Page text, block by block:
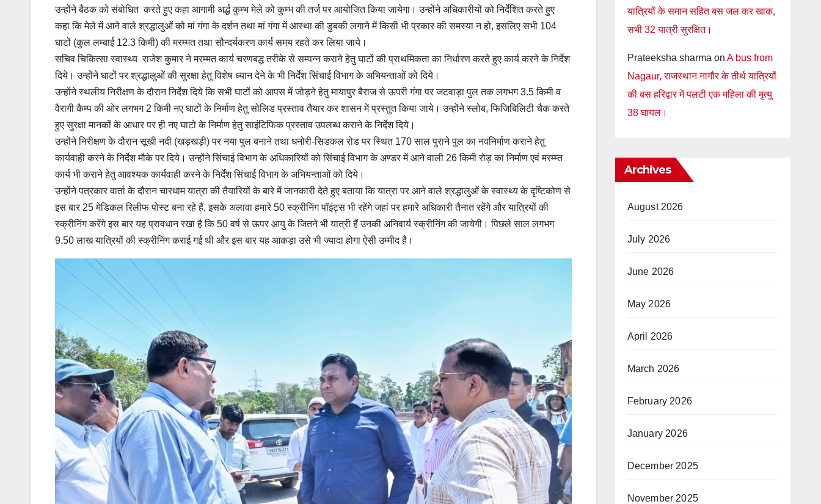
उन्होंने बैठक को संबोधित करते हुए कहा आगामी अर्द्ध कुम्भ मेले को कुम्भ की तर्ज पर आयोजित किया जायेगा। उन्होंने अधिकारीयों को निर्देशित करते हुए
कहा कि मेले में आने वाले श्रद्धालुओं को मां गंगा के दर्शन तथा मां गंगा में आस्था की डुबकी लगाने में किसी भी प्रकार की समस्या न हो, इसलिए सभी 104
घाटों (कुल लम्बाई 12.3 किमी) की मरम्मत तथा सौन्दर्यकरण कार्य समय रहते कर लिया जाये।
सचिव चिकित्सा स्वास्थ्य राजेश कुमार ने मरम्मत कार्य चरणबद्ध तरीके से सम्पन्न कराने हेतु घाटों की प्राथमिकता का निर्धारण करते हुए कार्य करने के निर्देश
दिये। उन्होंने घाटों पर श्रद्धालुओं की सुरक्षा हेतु विशेष ध्यान देने के भी निर्देश सिंचाई विभाग के अभियन्ताओं को दिये।
उन्होंने स्थलीय निरीक्षण के दौरान निर्देश दिये कि सभी घाटों को आपस में जोड़ने हेतु मायापुर बैराज से ऊपरी गंगा पर जटवाड़ा पुल तक लगभग 3.5 किमी व
वैरागी कैम्प की ओर लगभग 2 किमी नए घाटों के निर्माण हेतु सोलिड प्रस्ताव तैयार कर शासन में प्रस्तुत किया जाये। उन्होंने स्लोब, फिजिबिलिटी चैक करते
हुए सुरक्षा मानकों के आधार पर ही नए घाटो के निर्माण हेतु साइंटिफिक प्रस्ताव उपलब्ध कराने के निर्देश दिये।
उन्होंने निरीक्षण के दौरान सूखी नदी (खड़खड़ी) पर नया पुल बनाने तथा धनोरी-सिडकल रोड पर स्थित 170 साल पुराने पुल का नवनिर्माण कराने हेतु
कार्यवाही करने के निर्देश मौके पर दिये। उन्होंने सिंचाई विभाग के अधिकारियों को सिंचाई विभाग के अण्डर में आने वाली 26 किमी रोड़ का निर्माण एवं मरम्म्त
कार्य भी कराने हेतु आवश्यक कार्यवाही करने के निर्देश सिंचाई विभाग के अभियन्ताओं को दिये।
उन्होंने पत्रकार वार्ता के दौरान चारधाम यात्रा की तैयारियों के बारे में जानकारी देते हुए बताया कि यात्रा पर आने वाले श्रद्धालुओं के स्वास्थ्य के दृष्टिकोण से
इस बार 25 मेडिकल रिलीफ पोस्ट बना रहे हैं, इसके अलावा हमारे 50 स्क्रीनिंग पॉइंट्स भी रहेंगे जहां पर हमारे अधिकारी तैनात रहेंगे और यात्रियों की
स्क्रीनिंग करेंगे इस बार यह प्रावधान रखा है कि 50 वर्ष से ऊपर आयु के जितने भी यात्री हैं उनकी अनिवार्य स्क्रीनिंग की जायेगी। पिछले साल लगभग
9.50 लाख यात्रियों की स्क्रीनिंग कराई गई थी और इस बार यह आकड़ा उसे भी ज्यादा होगा ऐसी उम्मीद है।
यात्रियों के समान सहित बस जल कर खाक,
सभी 32 यात्री सुरक्षित।
Prateeksha sharma on A bus from
Nagaur, राजस्थान नागौर के तीर्थ यात्रियों
की बस हरिद्वार में पलटी एक महिला की मृत्यु
38 घायल।
Archives
August 2026
July 2026
June 2026
May 2026
April 2026
March 2026
February 2026
January 2026
December 2025
November 2025